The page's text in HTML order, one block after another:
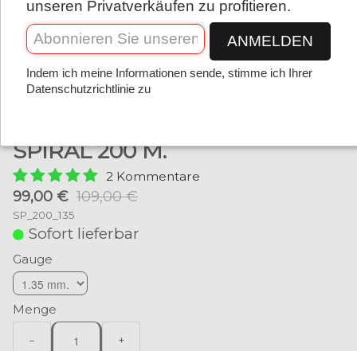
SPIRAL 200 M.
2 Kommentare
99,00 € 109,00 €
SP_200_135
Sofort lieferbar
Gauge
Menge
− +
unseren Privatverkäufen zu profitieren.
ANMELDEN
Indem ich meine Informationen sende, stimme ich Ihrer
Datenschutzrichtlinie zu